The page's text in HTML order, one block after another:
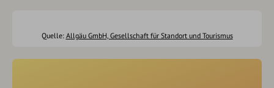
Quelle: Allgäu GmbH, Gesellschaft für Standort und Tourismus